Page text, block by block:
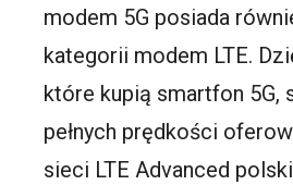
modem 5G posiada
kategorii modem LTE.
które kupią smartfon 5G,
pełnych prędkości
sieci LTE Advanced